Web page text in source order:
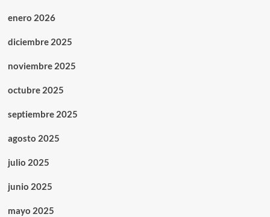
enero 2026
diciembre 2025
noviembre 2025
octubre 2025
septiembre 2025
agosto 2025
julio 2025
junio 2025
mayo 2025